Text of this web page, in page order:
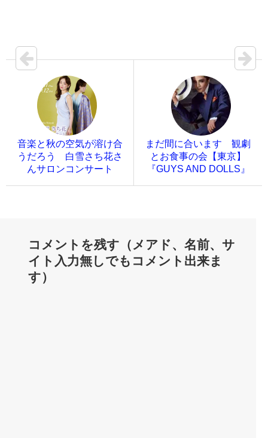
音楽と秋の空気が溶け合
うだろう 白雪さち花さ
んサロンコンサート
まだ間に合います 観劇
とお食事の会【東京】
『GUYS AND DOLLS』
コメントを残す（メアド、名前、サ
イト入力無しでもコメント出来ま
す）